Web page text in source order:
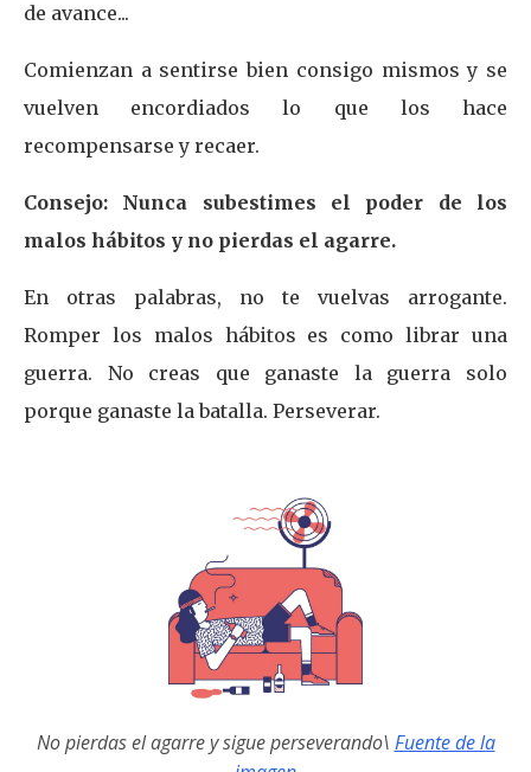
de avance...
Comienzan a sentirse bien consigo mismos y se
vuelven encordiados lo que los hace
recompensarse y recaer.
Consejo: Nunca subestimes el poder de los
malos hábitos y no pierdas el agarre.
En otras palabras, no te vuelvas arrogante.
Romper los malos hábitos es como librar una
guerra. No creas que ganaste la guerra solo
porque ganaste la batalla. Perseverar.
No pierdas el agarre y sigue perseverando\ Fuente de la